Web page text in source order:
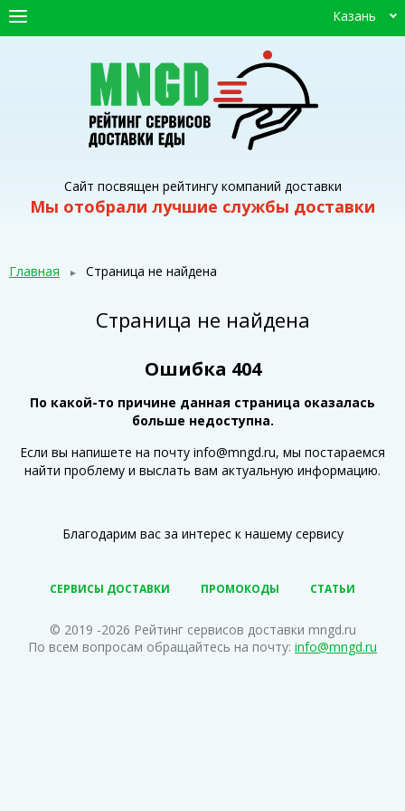
Сайт посвящен рейтингу компаний доставки
Мы отобрали лучшие службы доставки
СЕРВИСЫ ДОСТАВКИ
ПРОМОКОДЫ
СТАТЬИ
Главная Страница не найдена
Страница не найдена
Ошибка 404
По какой-то причине данная страница оказалась
больше недоступна.
Если вы напишете на почту info@mngd.ru, мы постараемся
найти проблему и выслать вам актуальную информацию.
Благодарим вас за интерес к нашему сервису
СЕРВИСЫ ДОСТАВКИ ПРОМОКОДЫ СТАТЬИ
© 2019 -2026 Рейтинг сервисов доставки mngd.ru
По всем вопросам обращайтесь на почту: info@mngd.ru
Казань